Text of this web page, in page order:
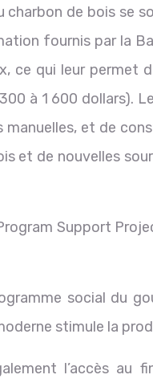
de bois se
fournis par la
ce qui leur permet
à 1 600 dollars).
et de
et de nouvelles
social du
stimule la
l’accès au